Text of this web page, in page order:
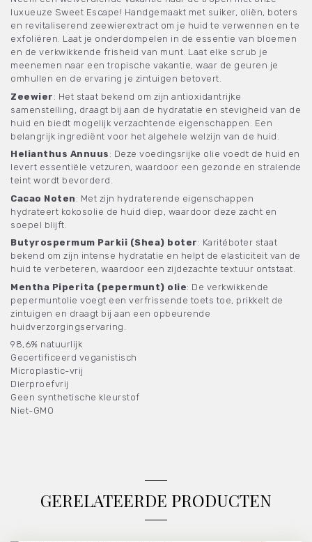
luxueuze Sweet Escape! Handgemaakt met suiker, oliën, boters
en revitaliserend zeewierextract om je huid te verwennen en te
exfoliëren. Laat je onderdompelen in de essentie van bloemen
en de verkwikkende frisheid van munt. Laat elke scrub je
meenemen naar een tropische vakantie, waar de geuren je
omhullen en de ervaring je zintuigen betovert.
Zeewier : Het staat bekend om zijn antioxidantrijke
samenstelling, draagt ​​bij aan de hydratatie en stevigheid van de
huid en biedt mogelijk verzachtende eigenschappen. Een
belangrijk ingrediënt voor het algehele welzijn van de huid.
Helianthus Annuus : Deze voedingsrijke olie voedt de huid en
levert essentiële vetzuren, waardoor een gezonde en stralende
teint wordt bevorderd.
Cacao Noten : Met zijn hydraterende eigenschappen
hydrateert kokosolie de huid diep, waardoor deze zacht en
soepel blijft.
Butyrospermum Parkii (Shea) boter : Karitéboter staat
bekend om zijn intense hydratatie en helpt de elasticiteit van de
huid te verbeteren, waardoor een zijdezachte textuur ontstaat.
Mentha Piperita (pepermunt) olie: De verkwikkende
pepermuntolie voegt een verfrissende toets toe, prikkelt de
zintuigen en draagt ​​bij aan een opbeurende
huidverzorgingservaring.
98,6% natuurlijk
Gecertificeerd veganistisch
Microplastic-vrij
Dierproefvrij
Geen synthetische kleurstof
Niet-GMO
GERELATEERDE PRODUCTEN